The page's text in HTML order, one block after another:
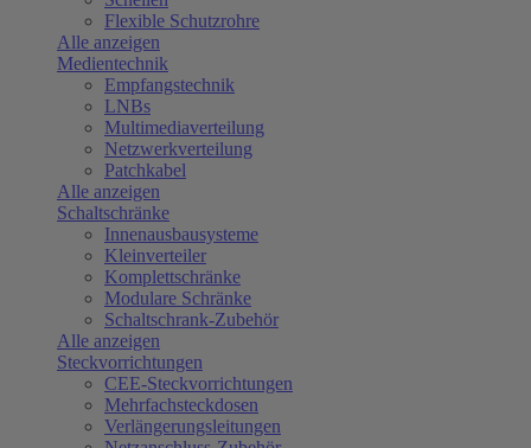
Flexible Schutzrohre
Alle anzeigen
Medientechnik
Empfangstechnik
LNBs
Multimediaverteilung
Netzwerkverteilung
Patchkabel
Alle anzeigen
Schaltschränke
Innenausbausysteme
Kleinverteiler
Komplettschränke
Modulare Schränke
Schaltschrank-Zubehör
Alle anzeigen
Steckvorrichtungen
CEE-Steckvorrichtungen
Mehrfachsteckdosen
Verlängerungsleitungen